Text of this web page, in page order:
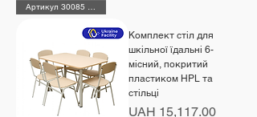
Артикул 30085 HPL+6х48460HPL
Комплект стіл для
шкільної їдальні 6-
місний, покритий
пластиком HPL та
стільці
Price
UAH 15,117.00